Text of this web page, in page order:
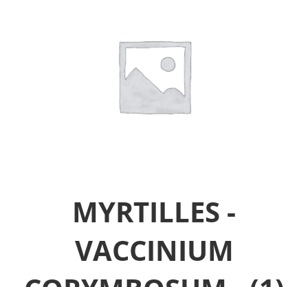
MYRTILLES -
VACCINIUM